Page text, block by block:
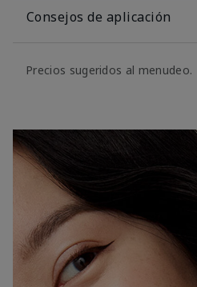
Consejos de aplicación
Precios sugeridos al menudeo.